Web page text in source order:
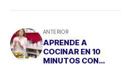
ANTERIOR
APRENDE A
COCINAR EN 10
MINUTOS CON